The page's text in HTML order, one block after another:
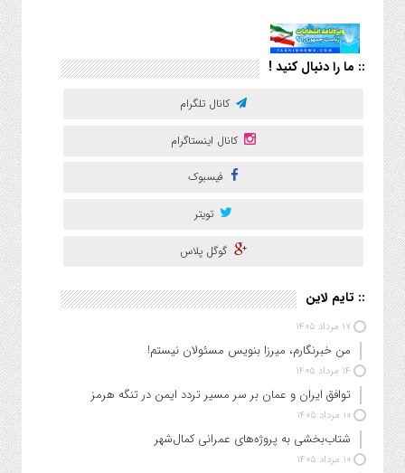
:: ما را دنبال کنید !
کانال تلگرام
کانال اینستاگرام
فیسبوک
تویتر
گوگل پلاس
:: تایم لاین
۱۷ مرداد ۱۴۰۵
من خبرنگارم، میرزا بنویس مسئولان نیستم!
۱۴ مرداد ۱۴۰۵
توافق ایران و عمان بر سر مسیر تردد ایمن در تنگه هرمز
۱۰ مرداد ۱۴۰۵
شتاب‌بخشی به پروژه‌های عمرانی کمال‌شهر
۱۰ مرداد ۱۴۰۵